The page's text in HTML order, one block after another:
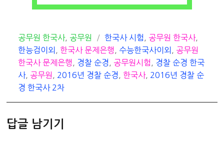
카
테
고
리
공무원 한국사, 공무원
태
그
한국사 시험 공무원 한국사,
한능검이외
,한국사 문제은행 수능한국사이외
공무원
한국사 문제은행
경찰 순경 공무원시험
경찰 순경 한국
사, 공무원 2016년 경찰 순경 ,한국사, 2016년 경찰 순
경 한국사 2차
답글 남기기